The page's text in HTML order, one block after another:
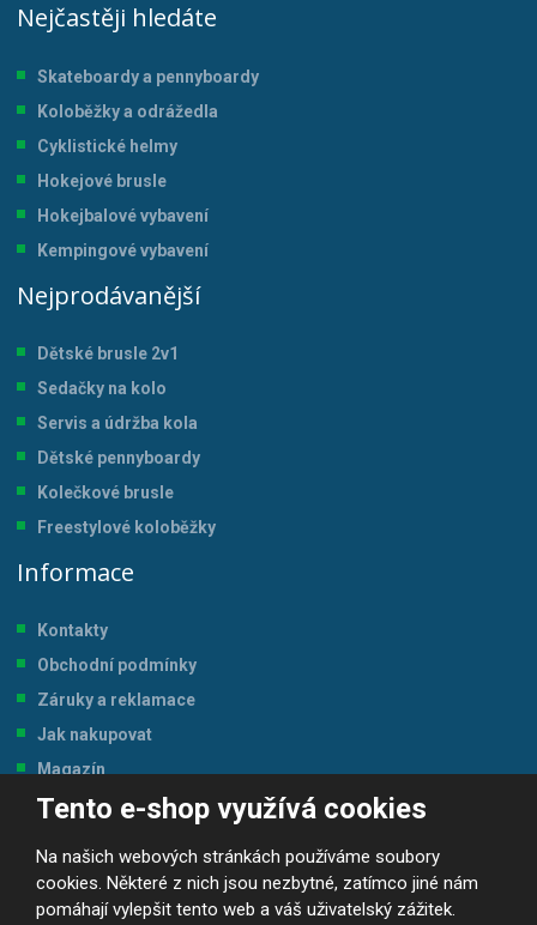
Tento e-shop využívá cookies
Na našich webových stránkách používáme soubory
cookies. Některé z nich jsou nezbytné, zatímco jiné nám
pomáhají vylepšit tento web a váš uživatelský zážitek.
Nejčastěji hledáte
Skateboardy a pennyboardy
Koloběžky a odrážedla
Cyklistické helmy
Hokejové brusle
Hokejbalové vybavení
Kempingové vybavení
Nejprodávanější
Dětské brusle 2v1
Sedačky na kolo
Servis a údržba kola
Dětské pennyboardy
Kolečkové brusle
Freestylové koloběžky
Informace
Kontakty
Obchodní podmínky
Záruky a reklamace
Jak nakupovat
Magazín
Tabulka velikostí